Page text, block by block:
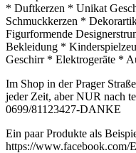
* Duftkerzen * Unikat
Schmuckkerzen *
Figurformende
Bekleidung *
Geschirr * Elektrogeräte *
Im Shop in der Prager
jeder Zeit, aber NUR nach
0699/81123427-DANKE
Ein paar Produkte als
https://www.facebook.com/